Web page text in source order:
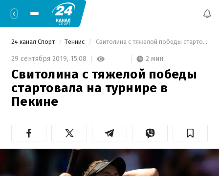
24 канал Спорт Теннис Свитолина с тяжелой победы стартовала на турнире в Пекине
29 сентября 2019, 15:08 2 мин
Свитолина с тяжелой победы
стартовала на турнире в
Пекине